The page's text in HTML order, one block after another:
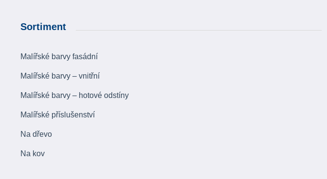
Sortiment
Malířské barvy fasádní
Malířské barvy – vnitřní
Malířské barvy – hotové odstíny
Malířské příslušenství
Na dřevo
Na kov